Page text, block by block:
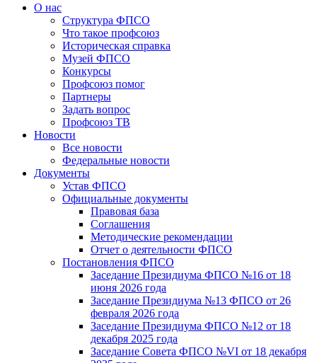
О нас
Структура ФПСО
Что такое профсоюз
Историческая справка
Музей ФПСО
Конкурсы
Профсоюз помог
Партнеры
Задать вопрос
Профсоюз ТВ
Новости
Все новости
Федеральные новости
Документы
Устав ФПСО
Официальные документы
Правовая база
Соглашения
Методические рекомендации
Отчет о деятельности ФПСО
Постановления ФПСО
Заседание Президиума ФПСО №16 от 18
июня 2026 года
Заседание Президиума №13 ФПСО от 26
февраля 2026 года
Заседание Президиума ФПСО №12 от 18
декабря 2025 года
Заседание Совета ФПСО №VI от 18 декабря